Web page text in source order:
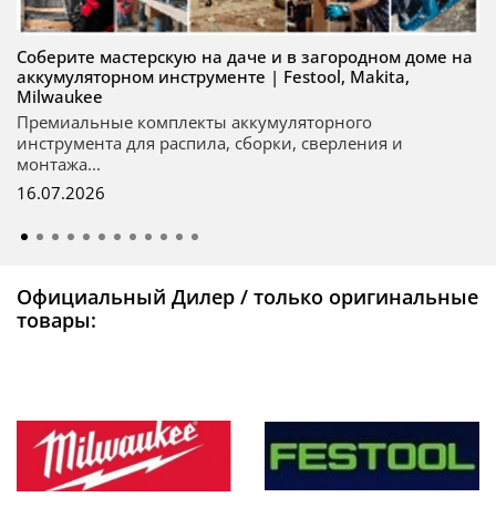
Соберите мастерскую на даче и в загородном доме на
аккумуляторном инструменте | Festool, Makita,
Milwaukee
Премиальные комплекты аккумуляторного
инструмента для распила, сборки, сверления и
монтажа...
16.07.2026
Официальный Дилер / только оригинальные
товары: